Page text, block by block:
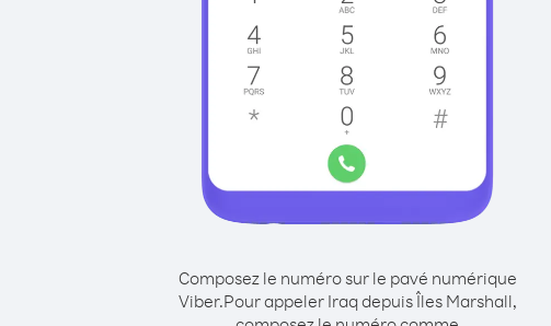
Composez le numéro sur le pavé numérique
Viber.Pour appeler Iraq depuis Îles Marshall,